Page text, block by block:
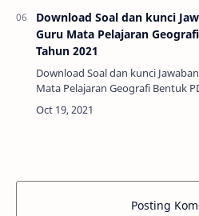
Download Soal dan kunci
Guru Mata Pelajaran
Tahun 2021
Download Soal dan kunci
Mata Pelajaran Geografi Bentuk
Alhamdulillah. Bapak Ibu semua
memasuki bulan Oktober
Posting